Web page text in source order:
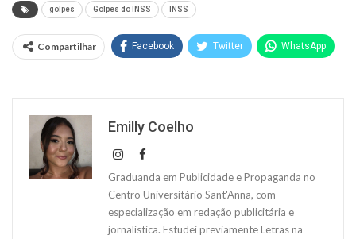
golpes Golpes do INSS INSS
Compartilhar Facebook Twitter WhatsApp
Emilly Coelho
Graduanda em Publicidade e Propaganda no
Centro Universitário Sant'Anna, com
especialização em redação publicitária e
jornalística. Estudei previamente Letras na